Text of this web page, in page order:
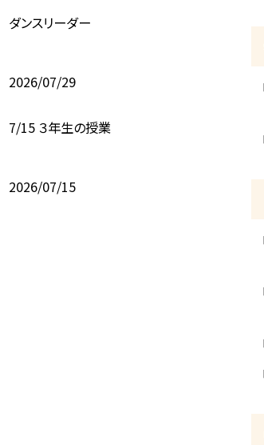
ダンスリーダー
2026/07/29
7/15 ３年生の授業
2026/07/15